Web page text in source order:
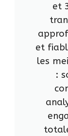
et
et
les
: